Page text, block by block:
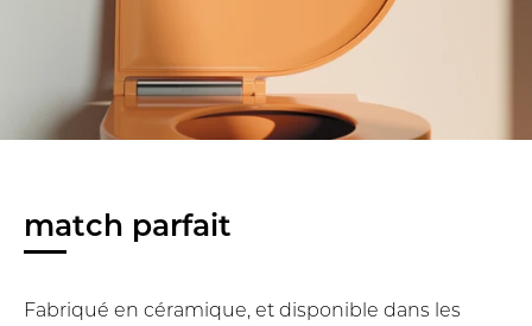
match parfait
Fabriqué en céramique, et disponible dans les